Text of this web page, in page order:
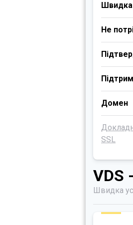
Швидка
Не
Домен
SSL
VDS
Швидка